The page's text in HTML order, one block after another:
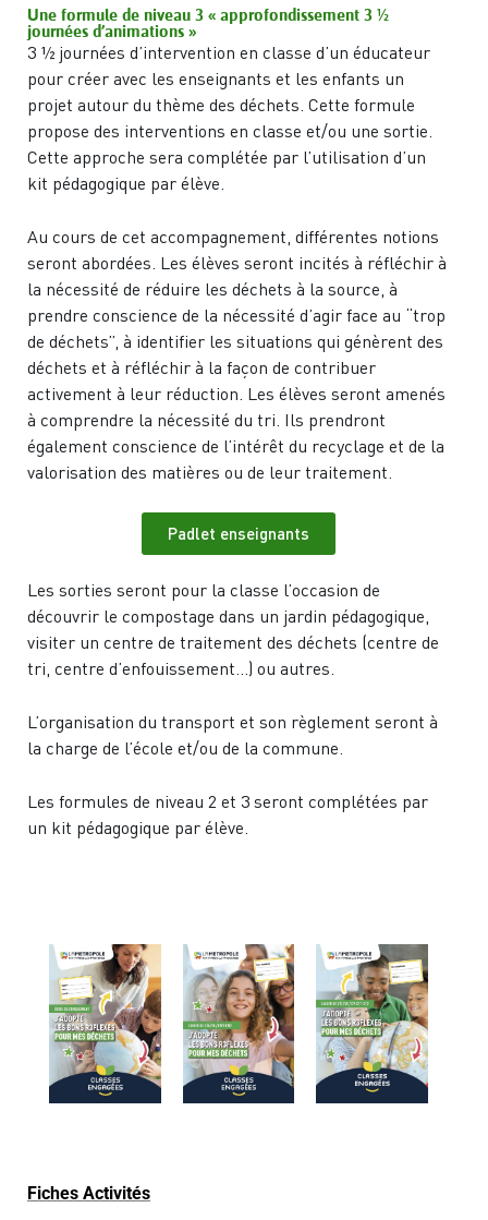
Une formule de niveau 3 « approfondissement 3 ½
journées d’animations »
3 ½ journées d’intervention en classe d’un éducateur
pour créer avec les enseignants et les enfants un
projet autour du thème des déchets. Cette formule
propose des interventions en classe et/ou une sortie.
Cette approche sera complétée par l’utilisation d’un
kit pédagogique par élève.
Au cours de cet accompagnement, différentes notions
seront abordées. Les élèves seront incités à réfléchir à
la nécessité de réduire les déchets à la source, à
prendre conscience de la nécessité d’agir face au “trop
de déchets”, à identifier les situations qui génèrent des
déchets et à réfléchir à la façon de contribuer
activement à leur réduction. Les élèves seront amenés
à comprendre la nécessité du tri. Ils prendront
également conscience de l’intérêt du recyclage et de la
valorisation des matières ou de leur traitement.
Padlet enseignants
Les sorties seront pour la classe l’occasion de
découvrir le compostage dans un jardin pédagogique,
visiter un centre de traitement des déchets (centre de
tri, centre d’enfouissement…) ou autres.
L’organisation du transport et son règlement seront à
la charge de l’école et/ou de la commune.
Les formules de niveau 2 et 3 seront complétées par
un kit pédagogique par élève.
Fiches Activités